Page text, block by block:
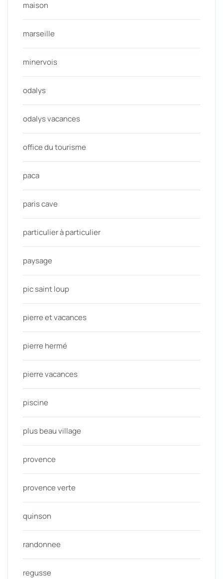
maison
marseille
minervois
odalys
odalys vacances
office du tourisme
paca
paris cave
particulier à particulier
paysage
pic saint loup
pierre et vacances
pierre hermé
pierre vacances
piscine
plus beau village
provence
provence verte
quinson
randonnee
regusse